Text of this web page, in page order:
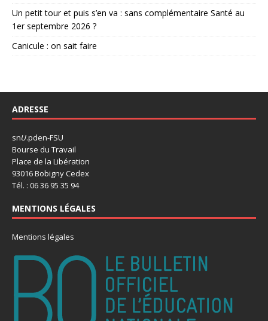
Un petit tour et puis s’en va : sans complémentaire Santé au
1er septembre 2026 ?
Canicule : on sait faire
ADRESSE
snU.pden-FSU
Bourse du Travail
Place de la Libération
93016 Bobigny Cedex
Tél. : 06 36 95 35 94
MENTIONS LÉGALES
Mentions légales